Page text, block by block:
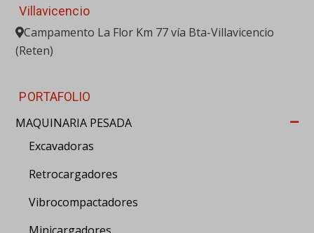
Villavicencio
Campamento La Flor Km 77 vía Bta-Villavicencio
(Reten)
PORTAFOLIO
MAQUINARIA PESADA
Excavadoras
Retrocargadores
Vibrocompactadores
Minicargadores